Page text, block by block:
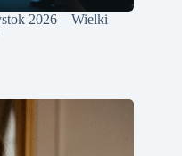
2026 – Wielki